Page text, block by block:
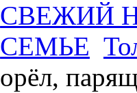
СВЕЖИЙ
СЕМЬЕ
орёл,